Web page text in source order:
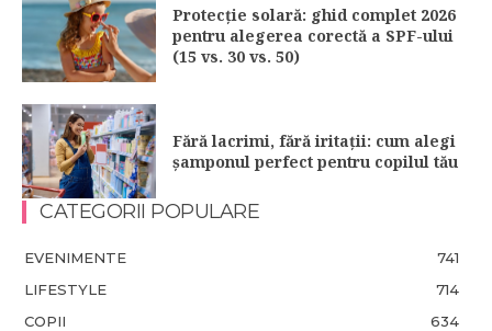
Protecție solară: ghid complet 2026
pentru alegerea corectă a SPF-ului
(15 vs. 30 vs. 50)
Fără lacrimi, fără iritații: cum alegi
șamponul perfect pentru copilul tău
CATEGORII POPULARE
EVENIMENTE
741
LIFESTYLE
714
COPII
634